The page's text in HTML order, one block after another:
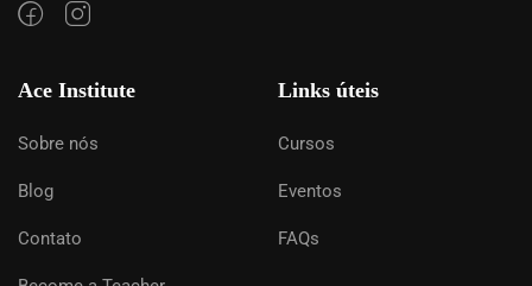
Ace Institute
Sobre nós
Blog
Contato
Links úteis
Cursos
Eventos
FAQs